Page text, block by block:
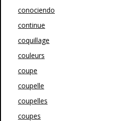
conociendo
continue
coquillage
couleurs
coupe
coupelle
coupelles
coupes